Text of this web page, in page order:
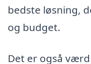
bedste løsning,
og budget.
Det er også